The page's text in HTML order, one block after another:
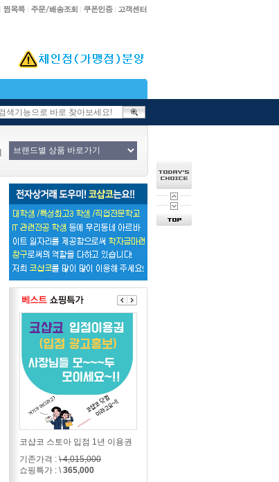
코샵코 스토아 입점 1년 이용권
기존가격 : \ 4,015,000
쇼핑특가 : \365,000